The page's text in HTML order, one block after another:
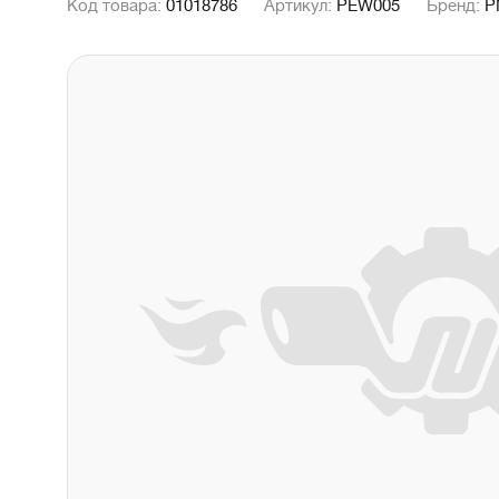
Код товара: 01018786 Артикул: PEW005 Бренд: